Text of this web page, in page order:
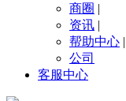
商圈 |
资讯 |
帮助中心 |
公司
客服中心